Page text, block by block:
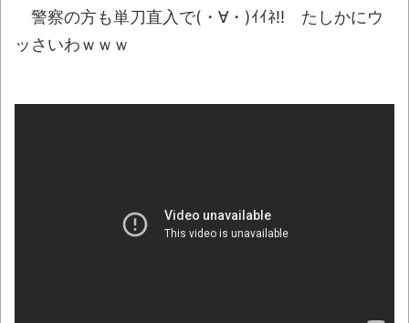
NEW!
【腹筋崩壊】見た瞬間吹いた画像を貼って
【九州名物】鶏刺し食べた医師、全身麻痺
【動画】DJI Neo2で釣りの自撮りをしよう
警察の方も単刀直入で(・∀・)ｲｲﾈ!! たしかにウ
ッさいわｗｗｗ